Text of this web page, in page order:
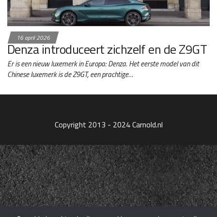
16 april 2026
Denza introduceert zichzelf en de Z9GT
Er is een nieuw luxemerk in Europa: Denza. Het eerste model van dit
Chinese luxemerk is de Z9GT, een prachtige…
Copyright 2013 - 2024 Carnold.nl